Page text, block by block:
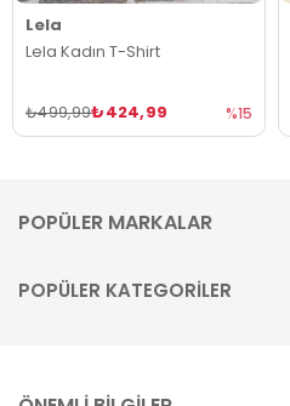
Lela
Lela Kadın T-Shirt
₺424,99
₺499,99 %15
POPÜLER MARKALAR
POPÜLER KATEGORİLER